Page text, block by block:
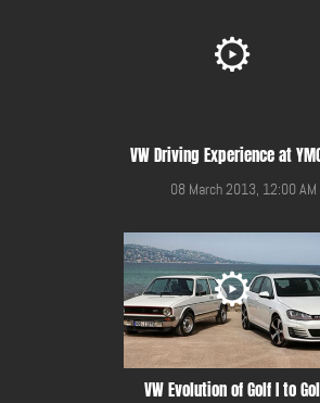
VW Driving Experience at
08 March 2013, 12:00 AM
VW Evolution of Golf I to